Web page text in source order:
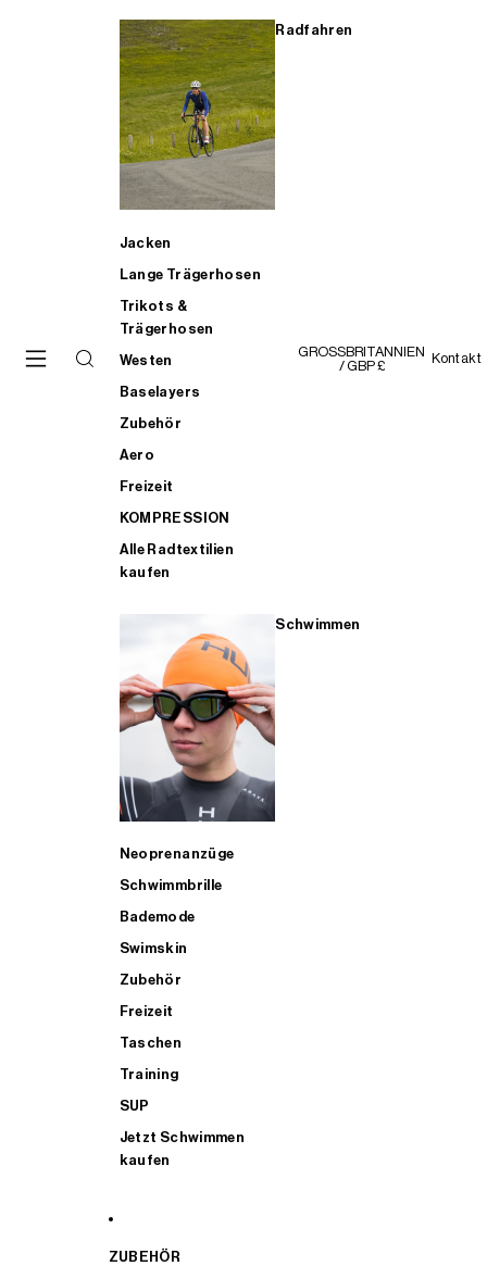
Radfahren
Jacken
Lange Trägerhosen
Trikots &
Trägerhosen
Westen
Baselayers
Zubehör
Aero
Freizeit
KOMPRESSION
Alle Radtextilien
kaufen
Schwimmen
Neoprenanzüge
Schwimmbrille
Bademode
Swimskin
Zubehör
Freizeit
Taschen
Training
SUP
Jetzt Schwimmen
kaufen
ZUBEHÖR
GROSSBRITANNIEN
/ GBP £
Kontakt